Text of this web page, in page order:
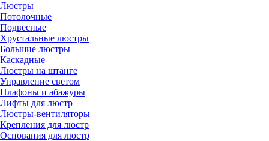
Люстры
Потолочные
Подвесные
Хрустальные люстры
Большие люстры
Каскадные
Люстры на штанге
Управление светом
Плафоны и абажуры
Лифты для люстр
Люстры-вентиляторы
Крепления для люстр
Основания для люстр